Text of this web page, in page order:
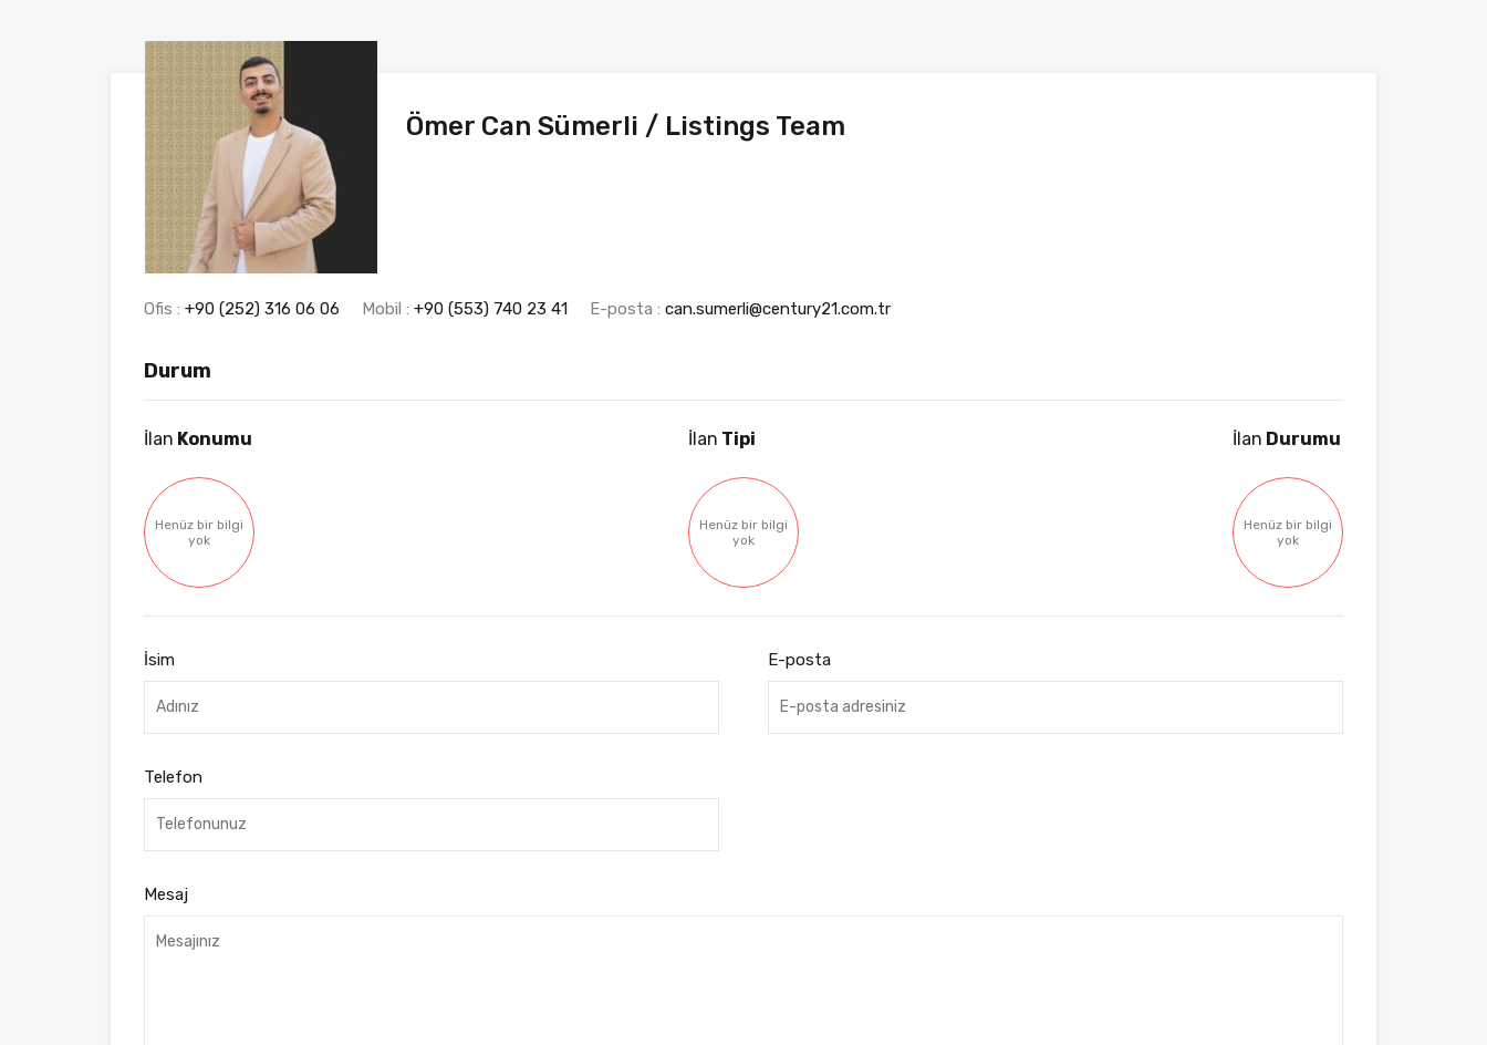
Ömer Can Sümerli / Listings Team
Ofis : +90 (252) 316 06 06 Mobil : +90 (553) 740 23 41 E-posta : can.sumerli@century21.com.tr
Durum
İlan Konumu
Henüz bir bilgi
yok
İlan Tipi
Henüz bir bilgi
yok
İlan Durumu
Henüz bir bilgi
yok
İsim E-posta
Telefon
Mesaj